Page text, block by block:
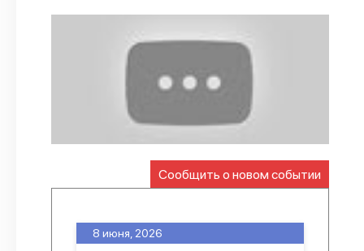
Трудовые конфликты
Отчеты
Предложить публикацию
API
О проекте
Сообщить о новом событии
8 июня, 2026